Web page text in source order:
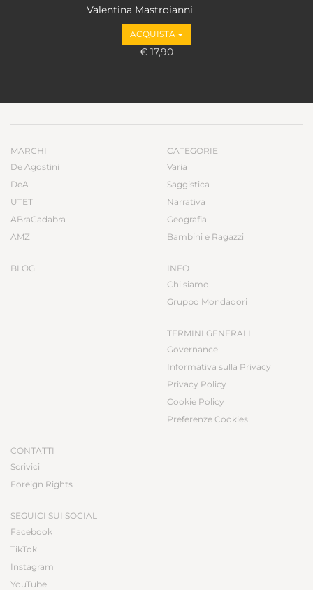
Valentina Mastroianni
ACQUISTA
€ 17,90
MARCHI
De Agostini
DeA
UTET
ABraCadabra
AMZ
BLOG
CATEGORIE
Varia
Saggistica
Narrativa
Geografia
Bambini e Ragazzi
INFO
Chi siamo
Gruppo Mondadori
TERMINI GENERALI
Governance
Informativa sulla Privacy
Privacy Policy
Cookie Policy
Preferenze Cookies
CONTATTI
Scrivici
Foreign Rights
SEGUICI SUI SOCIAL
Facebook
TikTok
Instagram
YouTube